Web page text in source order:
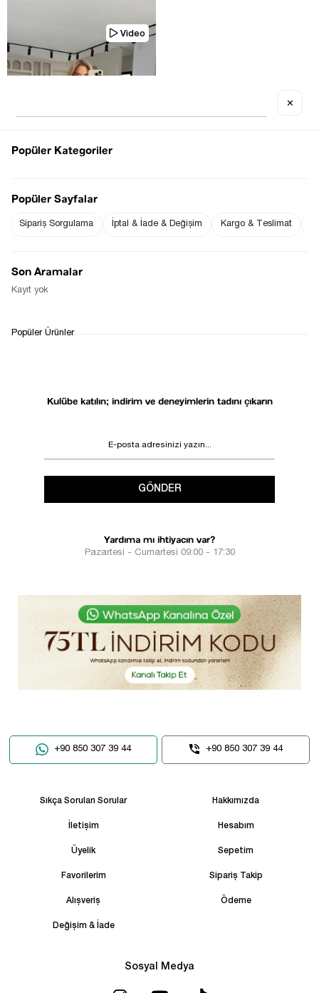
KEMIK DÜĞMELI SIRT DETAY
Video
Kulübe katılın; indirim ve deneyimlerin tadını çıkarın
GÖNDER
Yardıma mı ihtiyacın var?
Pazartesi - Cumartesi 09:00 - 17:30
+90 850 307 39 44 +90 850 307 39 44
Sıkça Sorulan Sorular Hakkımızda
İletişim Hesabım
Üyelik Sepetim
Favorilerim Sipariş Takip
Alışveriş Ödeme
Değişim & İade
Sosyal Medya
✕
Popüler Kategoriler
Popüler Sayfalar
Sipariş Sorgulama İptal & İade & Değişim Kargo & Teslimat
Son Aramalar
Kayıt yok
Popüler Ürünler